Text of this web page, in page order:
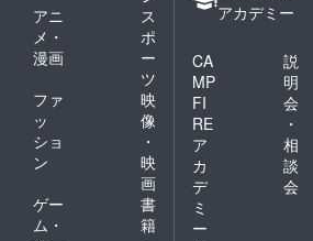
アニ
メ・
漫画
ス
ポ
ー
ツ
ファ
ッ
ショ
ン
映
像
・
映
画
ゲー
ム・
書
籍
アカデミー
CA
MP
FI
RE
ア
カ
デ
ミ
ー
説
明
会
・
相
談
会